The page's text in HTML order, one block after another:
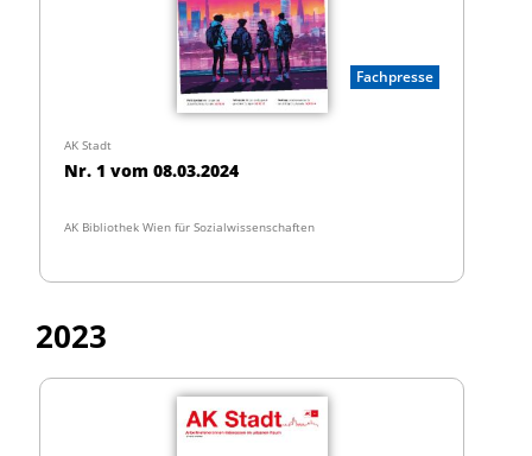
Fachpresse
AK Stadt
Nr. 1 vom 08.03.2024
AK Bibliothek Wien für Sozialwissenschaften
2023